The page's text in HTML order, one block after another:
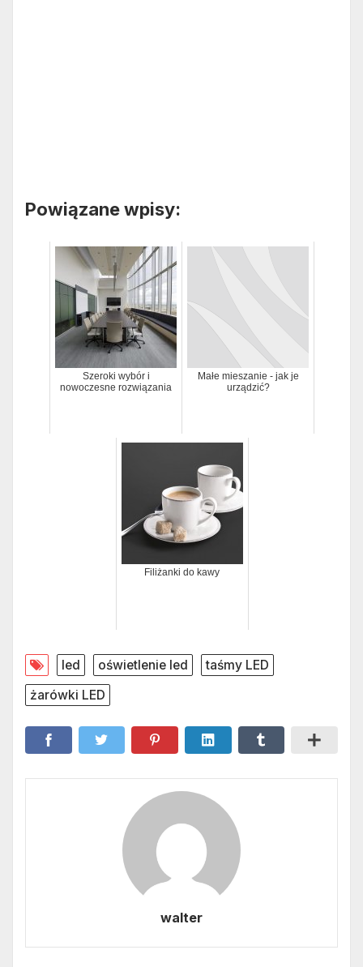
Powiązane wpisy:
Szeroki wybór i
nowoczesne rozwiązania
Małe mieszanie - jak je
urządzić?
Filiżanki do kawy
led oświetlenie led
taśmy LED
żarówki LED
walter